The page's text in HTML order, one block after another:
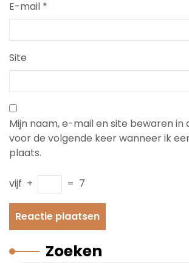
E-mail *
Site
Mijn naam, e-mail en site bewaren in
voor de volgende keer wanneer ik
plaats.
vijf + = 7
Zoeken